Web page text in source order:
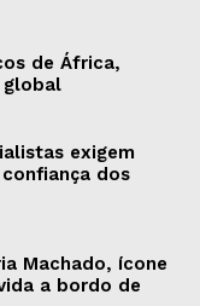
de África,
global
exigem
dos
Machado, ícone
a bordo de